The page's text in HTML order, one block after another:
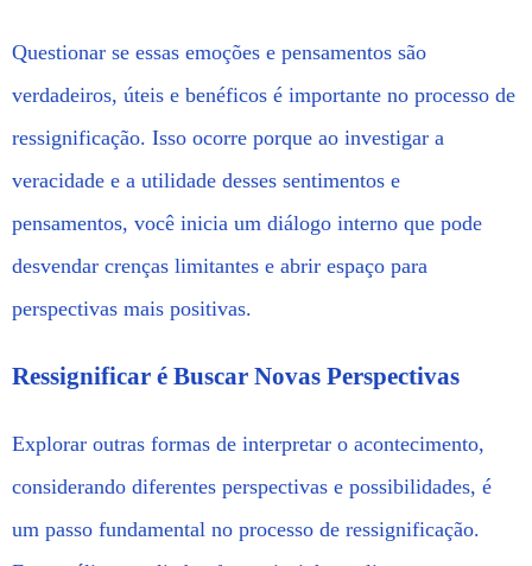
Questionar se essas emoções e pensamentos são
verdadeiros, úteis e benéficos é importante no processo de
ressignificação. Isso ocorre porque ao investigar a
veracidade e a utilidade desses sentimentos e
pensamentos, você inicia um diálogo interno que pode
desvendar crenças limitantes e abrir espaço para
perspectivas mais positivas.
Ressignificar é Buscar Novas Perspectivas
Explorar outras formas de interpretar o acontecimento,
considerando diferentes perspectivas e possibilidades, é
um passo fundamental no processo de ressignificação.